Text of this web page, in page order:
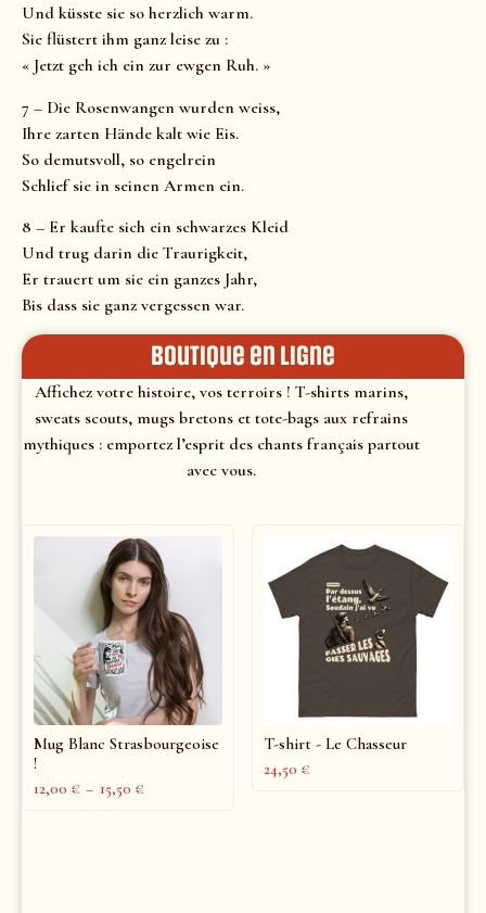
Und küsste sie so herzlich warm.
Sie flüstert ihm ganz leise zu :
« Jetzt geh ich ein zur ewgen Ruh. »
7 – Die Rosenwangen wurden weiss,
Ihre zarten Hände kalt wie Eis.
So demutsvoll, so engelrein
Schlief sie in seinen Armen ein.
8 – Er kaufte sich ein schwarzes Kleid
Und trug darin die Traurigkeit,
Er trauert um sie ein ganzes Jahr,
Bis dass sie ganz vergessen war.
Boutique en ligne
Affichez votre histoire, vos terroirs ! T-shirts marins,
sweats scouts, mugs bretons et tote-bags aux refrains
mythiques : emportez l’esprit des chants français partout
avec vous.
Mug Blanc Strasbourgeoise
!
12,00 € – 15,50 €
T-shirt - Le Chasseur
24,50 €